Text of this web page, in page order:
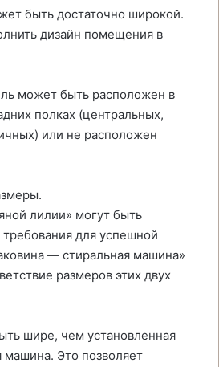
быть достаточно широкой.
дизайн помещения в
может быть расположен в
полках (центральных,
или не расположен
лилии» могут быть
для успешной
— стиральная машина»
размеров этих двух
шире, чем установленная
машина. Это позволяет